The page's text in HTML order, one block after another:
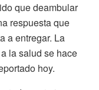
que deambular
respuesta que
a entregar. La
la salud se hace
hoy.